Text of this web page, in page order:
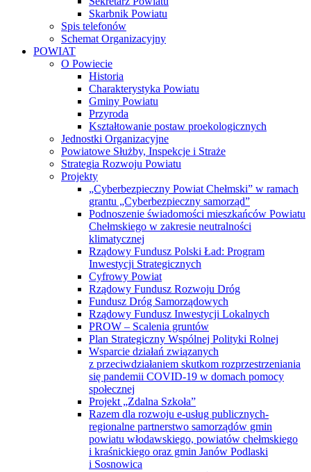
Skarbnik Powiatu
Spis telefonów
Schemat Organizacyjny
POWIAT
O Powiecie
Historia
Charakterystyka Powiatu
Gminy Powiatu
Przyroda
Kształtowanie postaw proekologicznych
Jednostki Organizacyjne
Powiatowe Służby, Inspekcje i Straże
Strategia Rozwoju Powiatu
Projekty
„Cyberbezpieczny Powiat Chełmski” w ramach
grantu „Cyberbezpieczny samorząd”
Podnoszenie świadomości mieszkańców Powiatu
Chełmskiego w zakresie neutralności
klimatycznej
Rządowy Fundusz Polski Ład: Program
Inwestycji Strategicznych
Cyfrowy Powiat
Rządowy Fundusz Rozwoju Dróg
Fundusz Dróg Samorządowych
Rządowy Fundusz Inwestycji Lokalnych
PROW – Scalenia gruntów
Plan Strategiczny Wspólnej Polityki Rolnej
Wsparcie działań związanych
z przeciwdziałaniem skutkom rozprzestrzeniania
się pandemii COVID-19 w domach pomocy
społecznej
Projekt „Zdalna Szkoła”
Razem dla rozwoju e-usług publicznych-
regionalne partnerstwo samorządów gmin
powiatu włodawskiego, powiatów chełmskiego
i kraśnickiego oraz gmin Janów Podlaski
i Sosnowica